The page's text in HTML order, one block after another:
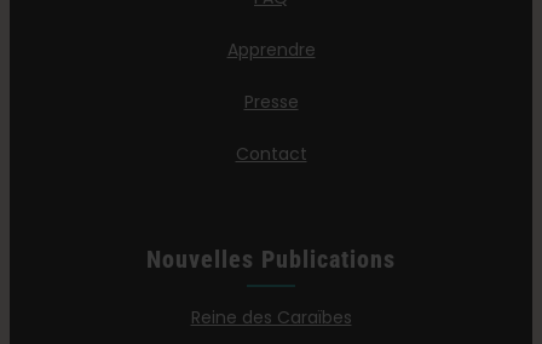
Apprendre
Presse
Contact
Nouvelles Publications
Reine des Caraïbes